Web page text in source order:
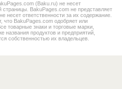
(Baku.ru) не несет
страницы. BakuPages.com не представляет
несет ответственности за их содержание.
что BakuPages.com одобряет или
товарные знаки и торговые марки,
названия продуктов и предприятий,
собственностью их владельцев.